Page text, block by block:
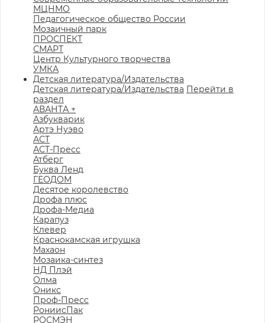
МЦНМО
Педагогическое общество России
Мозаичный парк
ПРОСПЕКТ
СМАРТ
Центр Культурного творчества
УМКА
Детская литература/Издательства
Детская литература/Издательства Перейти в
раздел
АВАНТА +
Азбукварик
Артэ Нуэво
АСТ
АСТ-Пресс
Атберг
Буква Ленд
ГЕОДОМ
Десятое королевство
Дрофа плюс
Дрофа-Медиа
Карапуз
Клевер
Краснокамская игрушка
Махаон
Мозаика-синтез
НД Плэй
Олма
Оникс
Проф-Пресс
РониисПак
РОСМЭН